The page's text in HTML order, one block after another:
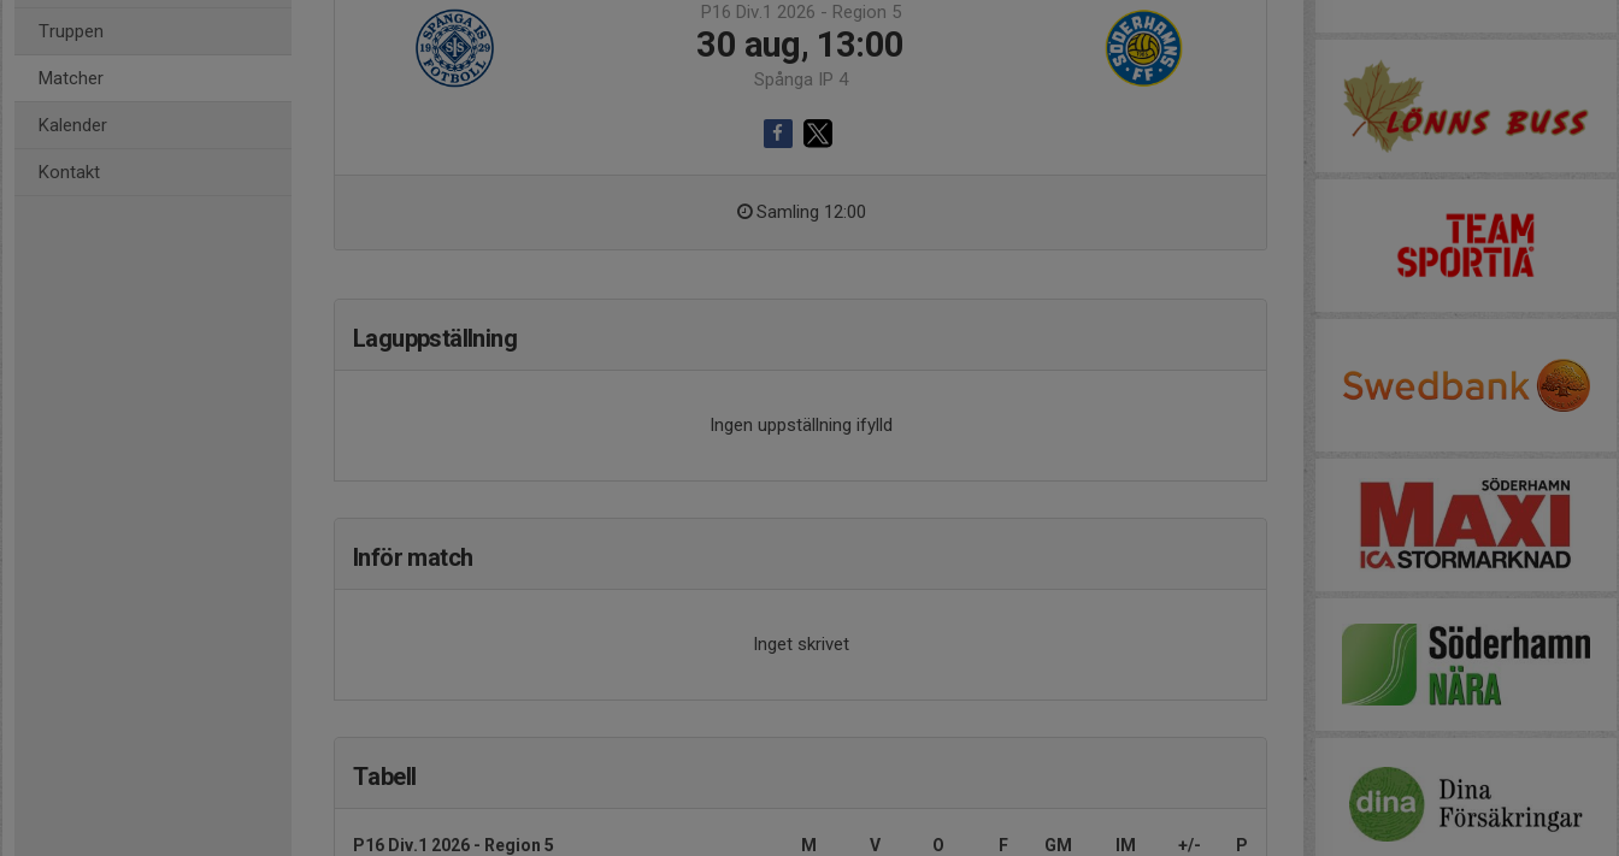
Truppen
Matcher
Kalender
Kontakt
P16 Div.1 2026 - Region 5
30 aug, 13:00
Spånga IP 4
Samling 12:00
Laguppställning
Ingen uppställning ifylld
Inför match
Inget skrivet
Tabell
P16 Div.1 2026 - Region 5 M V O F GM IM +/- P